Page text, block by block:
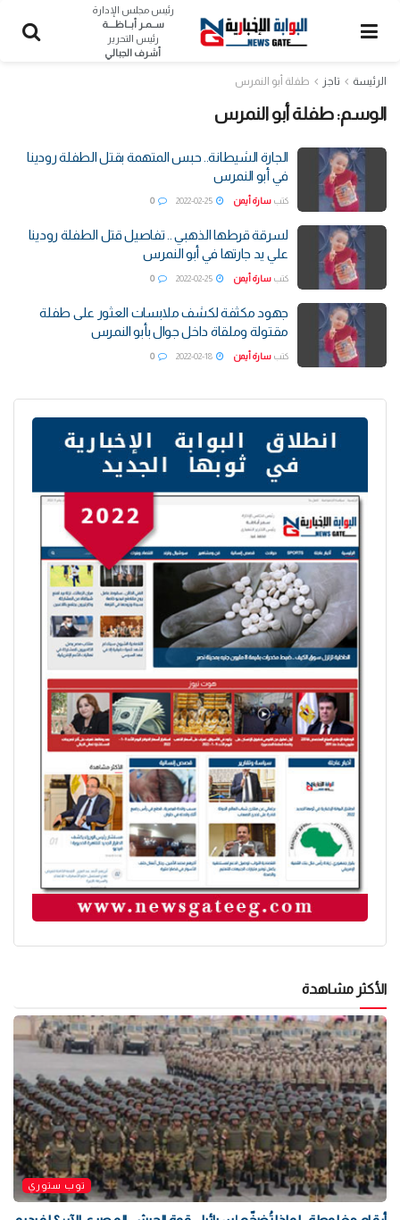
رئيس مجلس الإدارة
ســمـر أبــاظــــة
رئيس التحرير
أشرف الجبالي
الرئيسة تاجز طفلة أبو النمرس
الوسم:طفلة أبو النمرس
الجارة الشيطانة.. حبس المتهمة بقتل الطفلة رودينا
في أبو النمرس
كتب سارة أيمن 0
لسرقة قرطها الذهبي .. تفاصيل قتل الطفلة رودينا
علي يد جارتها في أبو النمرس
كتب سارة أيمن 0
جهود مكثفة لكشف ملابسات العثور على طفلة
مقتولة وملقاة داخل جوال بأبو النمرس
كتب سارة أيمن 0
الأكثر مشاهدة
توب ستوري